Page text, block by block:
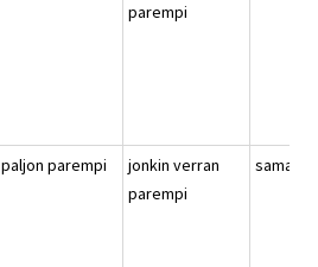
parempi
paljon parempi
jonkin verran
parempi